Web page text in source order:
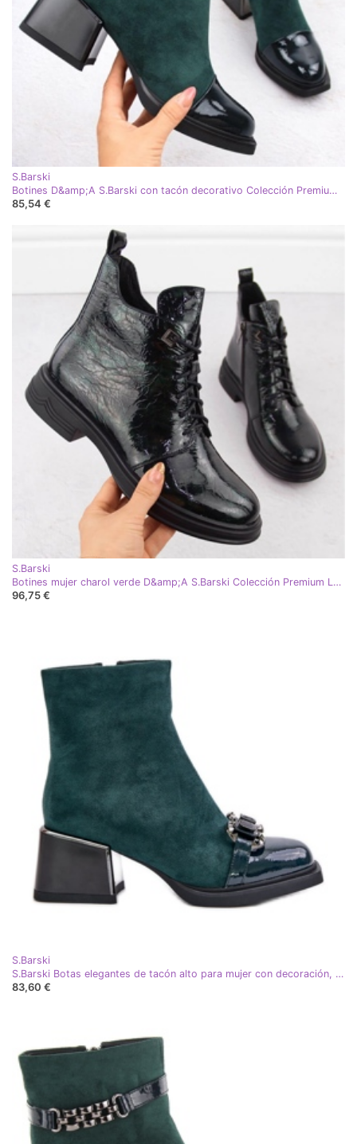
S.Barski
Botines D&amp;A S.Barski con tacón decorativo Colección Premium W MR880-018 OLI269B verde
85,54 €
S.Barski
Botines mujer charol verde D&amp;A S.Barski Colección Premium LZ42-042
96,75 €
S.Barski
S.Barski Botas elegantes de tacón alto para mujer con decoración, verde oscuro MR880-127
83,60 €